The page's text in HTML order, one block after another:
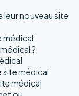
leur nouveau site
médical
?
site médical
médical